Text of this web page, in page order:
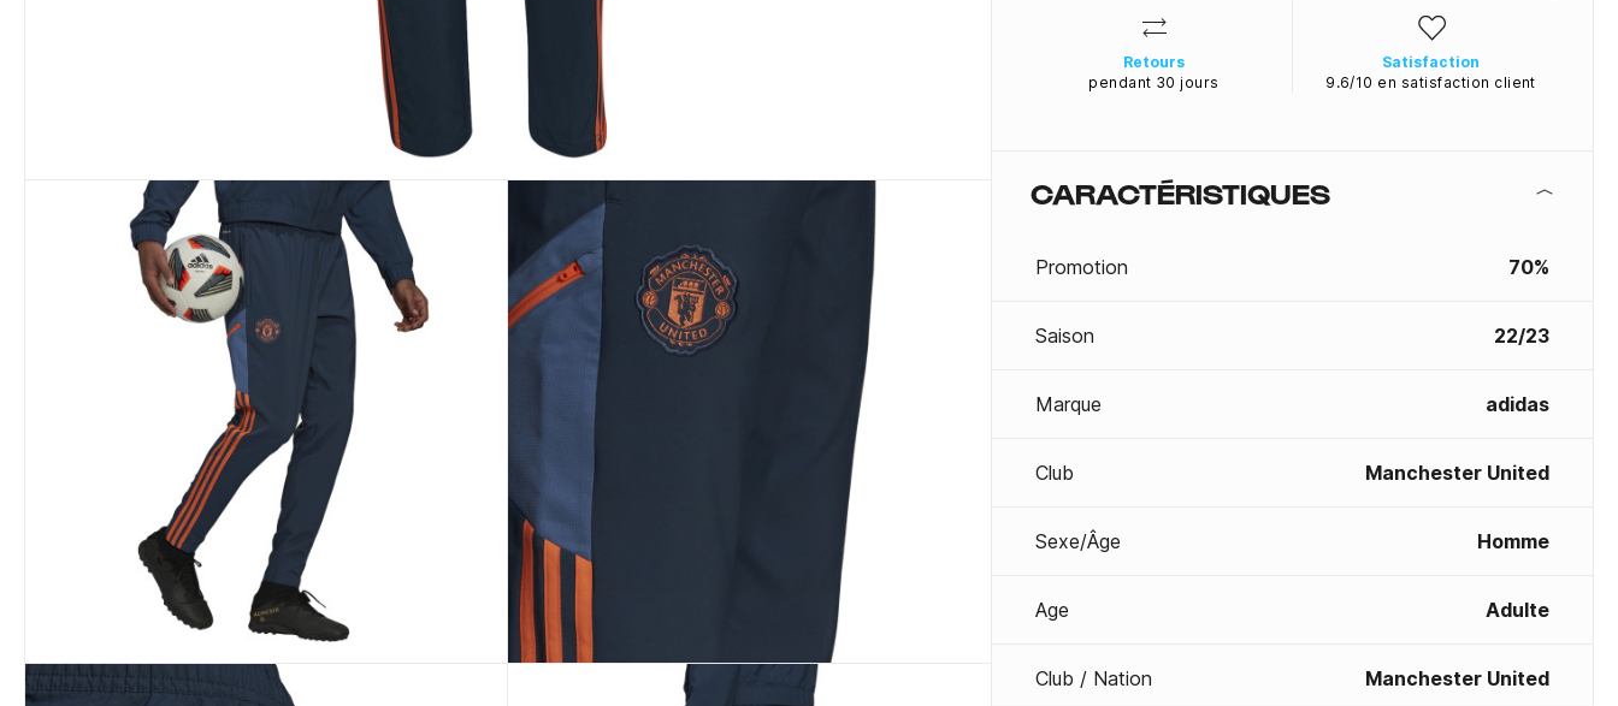
Retours
pendant 30 jours
Satisfaction
9.6/10 en satisfaction client
CARACTÉRISTIQUES
Promotion 70%
Saison 22/23
Marque adidas
Club Manchester United
Sexe/Âge Homme
Age Adulte
Club / Nation Manchester United